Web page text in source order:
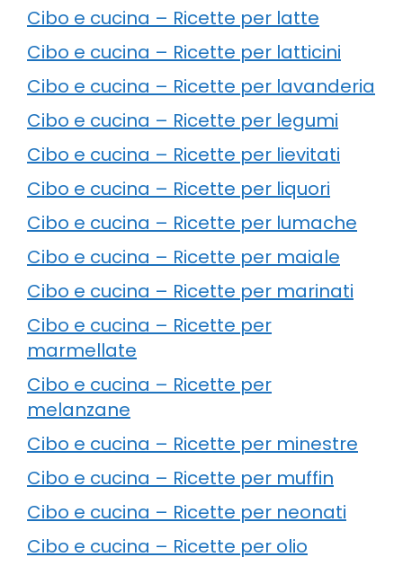
Cibo e cucina – Ricette per latte
Cibo e cucina – Ricette per latticini
Cibo e cucina – Ricette per lavanderia
Cibo e cucina – Ricette per legumi
Cibo e cucina – Ricette per lievitati
Cibo e cucina – Ricette per liquori
Cibo e cucina – Ricette per lumache
Cibo e cucina – Ricette per maiale
Cibo e cucina – Ricette per marinati
Cibo e cucina – Ricette per
marmellate
Cibo e cucina – Ricette per
melanzane
Cibo e cucina – Ricette per minestre
Cibo e cucina – Ricette per muffin
Cibo e cucina – Ricette per neonati
Cibo e cucina – Ricette per olio